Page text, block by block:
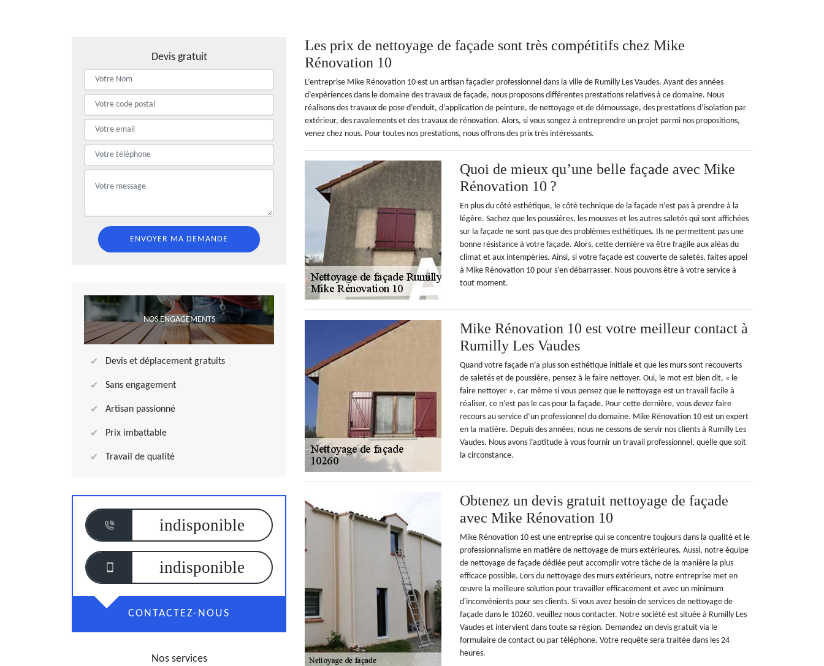
Devis gratuit
NOS ENGAGEMENTS
Devis et déplacement gratuits
Sans engagement
Artisan passionné
Prix imbattable
Travail de qualité
indisponible
indisponible
CONTACTEZ-NOUS
Nos services
Les prix de nettoyage de façade sont très compétitifs chez Mike
Rénovation 10
L’entreprise Mike Rénovation 10 est un artisan façadier professionnel dans la ville de Rumilly Les Vaudes. Ayant des années
d’expériences dans le domaine des travaux de façade, nous proposons différentes prestations relatives à ce domaine. Nous
réalisons des travaux de pose d’enduit, d’application de peinture, de nettoyage et de démoussage, des prestations d’isolation par
extérieur, des ravalements et des travaux de rénovation. Alors, si vous songez à entreprendre un projet parmi nos propositions,
venez chez nous. Pour toutes nos prestations, nous offrons des prix très intéressants.
Quoi de mieux qu’une belle façade avec Mike
Rénovation 10 ?
En plus du côté esthétique, le côté technique de la façade n’est pas à prendre à la
légère. Sachez que les poussières, les mousses et les autres saletés qui sont affichées
sur la façade ne sont pas que des problèmes esthétiques. Ils ne permettent pas une
bonne résistance à votre façade. Alors, cette dernière va être fragile aux aléas du
climat et aux intempéries. Ainsi, si votre façade est couverte de saletés, faites appel
à Mike Rénovation 10 pour s’en débarrasser. Nous pouvons être à votre service à
tout moment.
Mike Rénovation 10 est votre meilleur contact à
Rumilly Les Vaudes
Quand votre façade n’a plus son esthétique initiale et que les murs sont recouverts
de saletés et de poussière, pensez à le faire nettoyer. Oui, le mot est bien dit, « le
faire nettoyer », car même si vous pensez que le nettoyage est un travail facile à
réaliser, ce n’est pas le cas pour la façade. Pour cette dernière, vous devez faire
recours au service d’un professionnel du domaine. Mike Rénovation 10 est un expert
en la matière. Depuis des années, nous ne cessons de servir nos clients à Rumilly Les
Vaudes. Nous avons l’aptitude à vous fournir un travail professionnel, quelle que soit
la circonstance.
Obtenez un devis gratuit nettoyage de façade
avec Mike Rénovation 10
Mike Rénovation 10 est une entreprise qui se concentre toujours dans la qualité et le
professionnalisme en matière de nettoyage de murs extérieures. Aussi, notre équipe
de nettoyage de façade dédiée peut accomplir votre tâche de la manière la plus
efficace possible. Lors du nettoyage des murs extérieurs, notre entreprise met en
œuvre la meilleure solution pour travailler efficacement et avec un minimum
d'inconvénients pour ses clients. Si vous avez besoin de services de nettoyage de
façade dans le 10260, veuillez nous contacter. Notre société est située à Rumilly Les
Vaudes et intervient dans toute sa région. Demandez un devis gratuit via le
formulaire de contact ou par téléphone. Votre requête sera traitée dans les 24
heures.